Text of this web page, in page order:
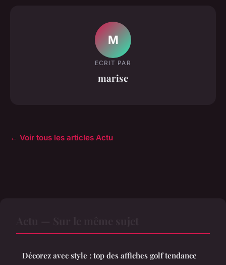
M
ECRIT PAR
marise
← Voir tous les articles Actu
Décorez avec style : top des affiches golf tendance